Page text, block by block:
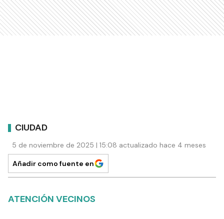
CIUDAD
5 de noviembre de 2025 | 15:08 actualizado hace 4 meses
Añadir como fuente en
ATENCIÓN VECINOS